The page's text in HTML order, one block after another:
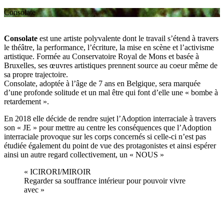
Consolate
Consolate est une artiste polyvalente dont le travail s’étend à travers
le théâtre, la performance, l’écriture, la mise en scène et l’activisme
artistique. Formée au Conservatoire Royal de Mons et basée à
Bruxelles, ses œuvres artistiques prennent source au coeur même de
sa propre trajectoire.
Consolate, adoptée à l’âge de 7 ans en Belgique, sera marquée
d’une profonde solitude et un mal être qui font d’elle une « bombe à
retardement ».
En 2018 elle décide de rendre sujet l’Adoption interraciale à travers
son « JE » pour mettre au centre les conséquences que l’Adoption
interraciale provoque sur les corps concernés si celle-ci n’est pas
étudiée également du point de vue des protagonistes et ainsi espérer
ainsi un autre regard collectivement, un « NOUS »
« ICIRORI/MIROIR
Regarder sa souffrance intérieur pour pouvoir vivre
avec »